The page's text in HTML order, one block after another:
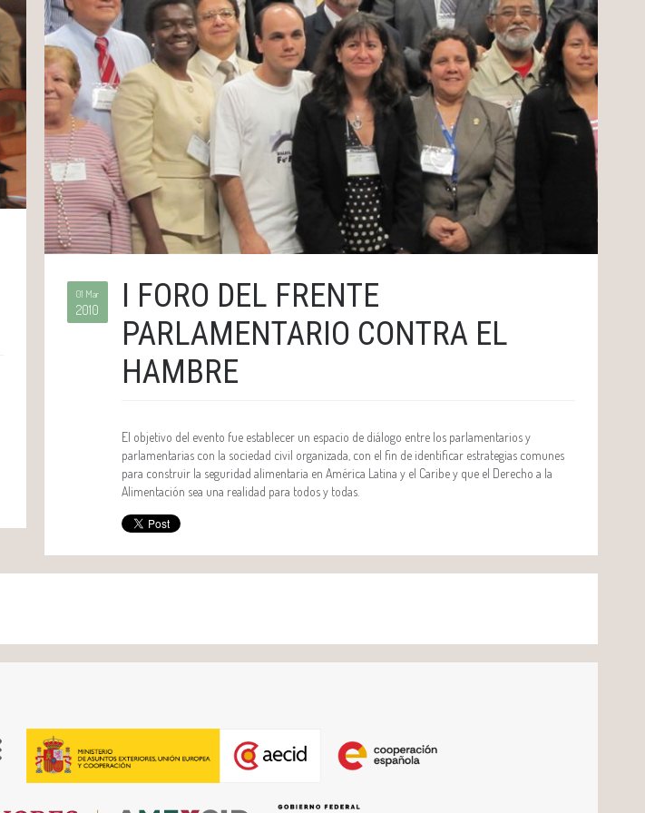
01 Mar
2010
I FORO DEL FRENTE
PARLAMENTARIO CONTRA EL
HAMBRE
El objetivo del evento fue establecer un espacio de diálogo entre los parlamentarios y
parlamentarias con la sociedad civil organizada, con el fin de identificar estrategias comunes
para construir la seguridad alimentaria en América Latina y el Caribe y que el Derecho a la
Alimentación sea una realidad para todos y todas.